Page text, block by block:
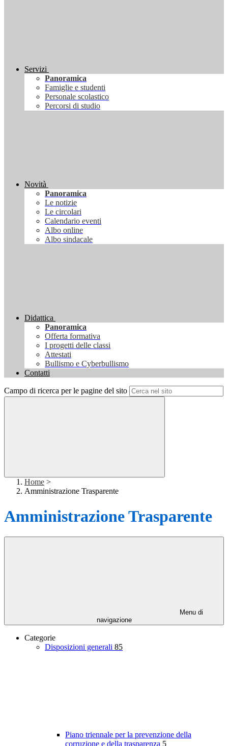
Servizi
Panoramica
Famiglie e studenti
Personale scolastico
Percorsi di studio
Novità
Panoramica
Le notizie
Le circolari
Calendario eventi
Albo online
Albo sindacale
Didattica
Panoramica
Offerta formativa
I progetti delle classi
Attestati
Bullismo e Cyberbullismo
Contatti
Campo di ricerca per le pagine del sito
Home >
Amministrazione Trasparente
Amministrazione Trasparente
Menu di
navigazione
Categorie
Disposizioni generali 85
Piano triennale per la prevenzione della
corruzione e della trasparenza 5